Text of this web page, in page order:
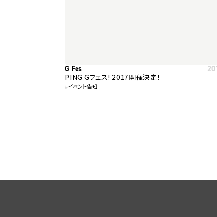
G Fes
PING Gフェス! 2017開催決定！
#イベント告知